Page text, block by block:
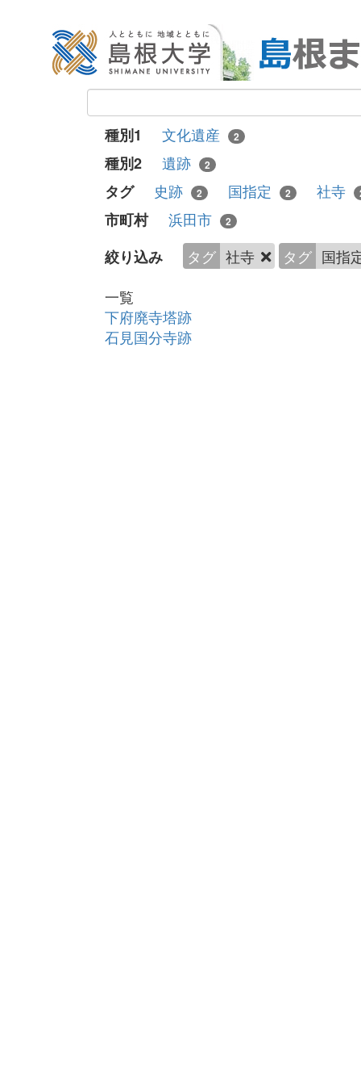
種別1 文化遺産 2
種別2 遺跡 2
タグ 史跡 2 国指定 2 社寺
市町村 浜田市 2
絞り込み タグ 社寺 タグ 国指
一覧
下府廃寺塔跡
石見国分寺跡